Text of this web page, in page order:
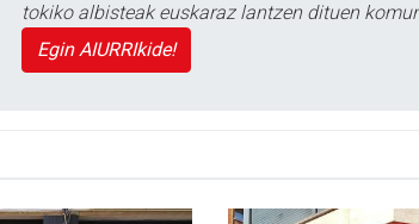
tokiko albisteak euskaraz lantzen dituen
Egin AIURRIkide!